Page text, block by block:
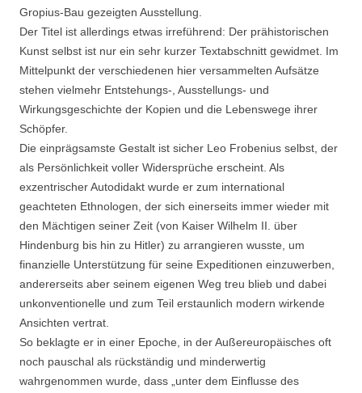
Gropius-Bau gezeigten Ausstellung.
Der Titel ist allerdings etwas irreführend: Der prähistorischen
Kunst selbst ist nur ein sehr kurzer Textabschnitt gewidmet. Im
Mittelpunkt der verschiedenen hier versammelten Aufsätze
stehen vielmehr Entstehungs-, Ausstellungs- und
Wirkungsgeschichte der Kopien und die Lebenswege ihrer
Schöpfer.
Die einprägsamste Gestalt ist sicher Leo Frobenius selbst, der
als Persönlichkeit voller Widersprüche erscheint. Als
exzentrischer Autodidakt wurde er zum international
geachteten Ethnologen, der sich einerseits immer wieder mit
den Mächtigen seiner Zeit (von Kaiser Wilhelm II. über
Hindenburg bis hin zu Hitler) zu arrangieren wusste, um
finanzielle Unterstützung für seine Expeditionen einzuwerben,
andererseits aber seinem eigenen Weg treu blieb und dabei
unkonventionelle und zum Teil erstaunlich modern wirkende
Ansichten vertrat.
So beklagte er in einer Epoche, in der Außereuropäisches oft
noch pauschal als rückständig und minderwertig
wahrgenommen wurde, dass „unter dem Einflusse des